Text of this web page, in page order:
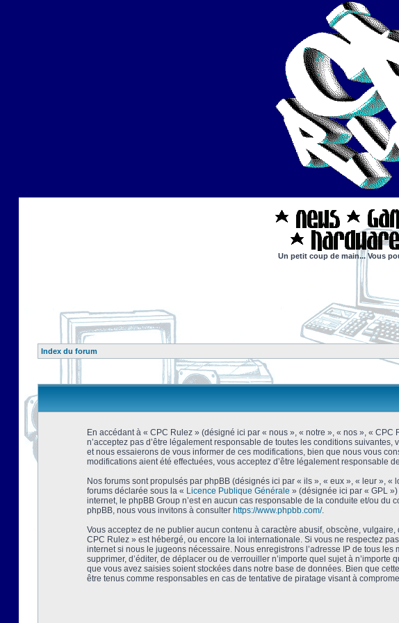
Un petit coup de main... Vous
Index du forum
En accédant à « CPC Rulez » (désigné ici par « nous », « notre », « nos », «
n’acceptez pas d’être légalement responsable de toutes les conditions
et nous essaierons de vous informer de ces modifications, bien que nous vous
modifications aient été effectuées, vous acceptez d’être légalement responsable
Nos forums sont propulsés par phpBB (désignés ici par « ils », « eux », « leur »,
forums déclarée sous la « Licence Publique Générale » (désignée ici par « GPL
internet, le phpBB Group n’est en aucun cas responsable de la conduite et/ou du
phpBB, nous vous invitons à consulter https://www.phpbb.com/.
Vous acceptez de ne publier aucun contenu à caractère abusif, obscène,
CPC Rulez » est hébergé, ou encore la loi internationale. Si vous ne respectez
internet si nous le jugeons nécessaire. Nous enregistrons l’adresse IP de tous
supprimer, d’éditer, de déplacer ou de verrouiller n’importe quel sujet à
que vous avez saisies soient stockées dans notre base de données. Bien que
être tenus comme responsables en cas de tentative de piratage visant à